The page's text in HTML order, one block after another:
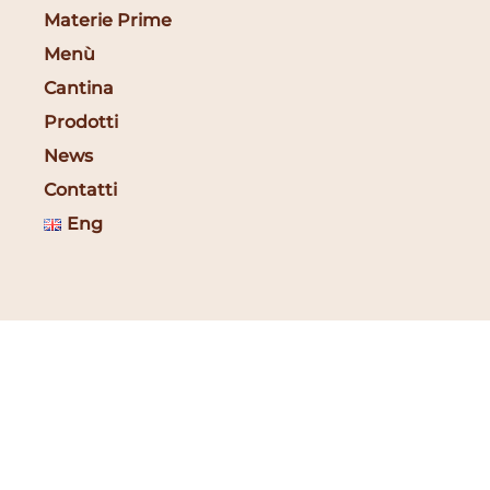
Materie Prime
Menù
Cantina
Prodotti
News
Contatti
Eng